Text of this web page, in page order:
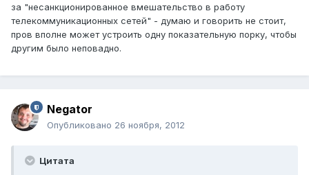
за "несанкционированное вмешательство в работу
телекоммуникационных сетей" - думаю и говорить не стоит,
пров вполне может устроить одну показательную порку, чтобы
другим было неповадно.
Negator
Опубликовано 26 ноября, 2012
Цитата